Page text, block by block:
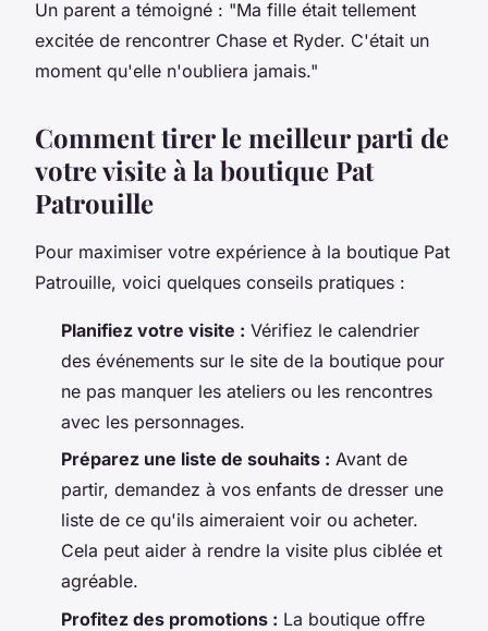
Un parent a témoigné : "Ma fille était tellement
excitée de rencontrer Chase et Ryder. C'était un
moment qu'elle n'oubliera jamais."
Comment tirer le meilleur parti de
votre visite à la boutique Pat
Patrouille
Pour maximiser votre expérience à la boutique Pat
Patrouille, voici quelques conseils pratiques :
Planifiez votre visite : Vérifiez le calendrier
des événements sur le site de la boutique pour
ne pas manquer les ateliers ou les rencontres
avec les personnages.
Préparez une liste de souhaits : Avant de
partir, demandez à vos enfants de dresser une
liste de ce qu'ils aimeraient voir ou acheter.
Cela peut aider à rendre la visite plus ciblée et
agréable.
Profitez des promotions : La boutique offre